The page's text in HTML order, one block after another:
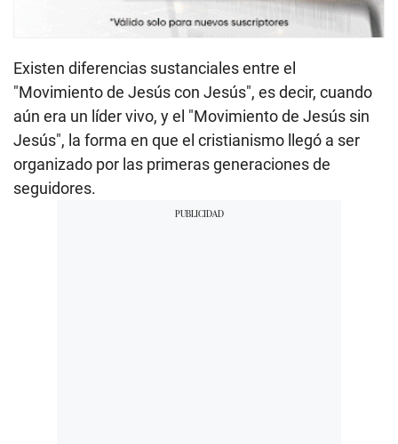
Existen diferencias sustanciales entre el
"Movimiento de Jesús con Jesús", es decir, cuando
aún era un líder vivo, y el "Movimiento de Jesús sin
Jesús", la forma en que el cristianismo llegó a ser
organizado por las primeras generaciones de
seguidores.